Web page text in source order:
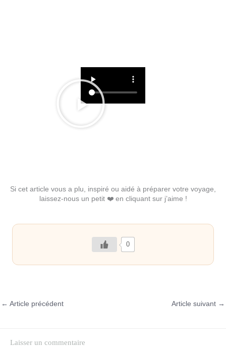
Si cet article vous a plu, inspiré ou aidé à préparer votre voyage,
laissez-nous un petit ❤️ en cliquant sur j’aime !
0
← Article précédent Article suivant →
Laisser un commentaire